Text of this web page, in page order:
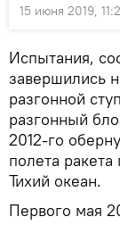
15 июня 2019,
Испытания,
завершились
разгонной
разгонный
2012-го
полета
Тихий океан.
Первого мая